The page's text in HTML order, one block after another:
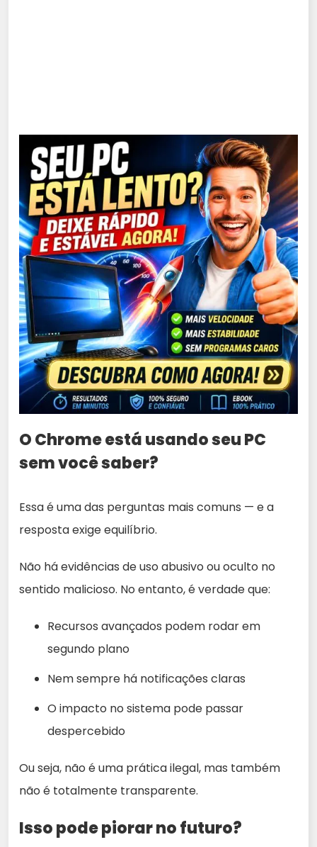
O Chrome está usando seu PC
sem você saber?
Essa é uma das perguntas mais comuns — e a
resposta exige equilíbrio.
Não há evidências de uso abusivo ou oculto no
sentido malicioso. No entanto, é verdade que:
Recursos avançados podem rodar em
segundo plano
Nem sempre há notificações claras
O impacto no sistema pode passar
despercebido
Ou seja, não é uma prática ilegal, mas também
não é totalmente transparente.
Isso pode piorar no futuro?